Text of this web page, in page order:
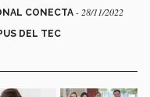
CONECTA - 28/11/2022
DEL TEC